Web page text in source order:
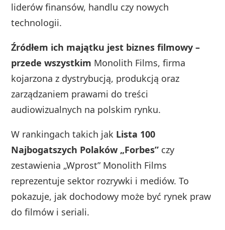
liderów finansów, handlu czy nowych
technologii.
Źródłem ich majątku jest biznes filmowy –
przede wszystkim Monolith Films, firma
kojarzona z dystrybucją, produkcją oraz
zarządzaniem prawami do treści
audiowizualnych na polskim rynku.
W rankingach takich jak Lista 100
Najbogatszych Polaków „Forbes” czy
zestawienia „Wprost” Monolith Films
reprezentuje sektor rozrywki i mediów. To
pokazuje, jak dochodowy może być rynek praw
do filmów i seriali.